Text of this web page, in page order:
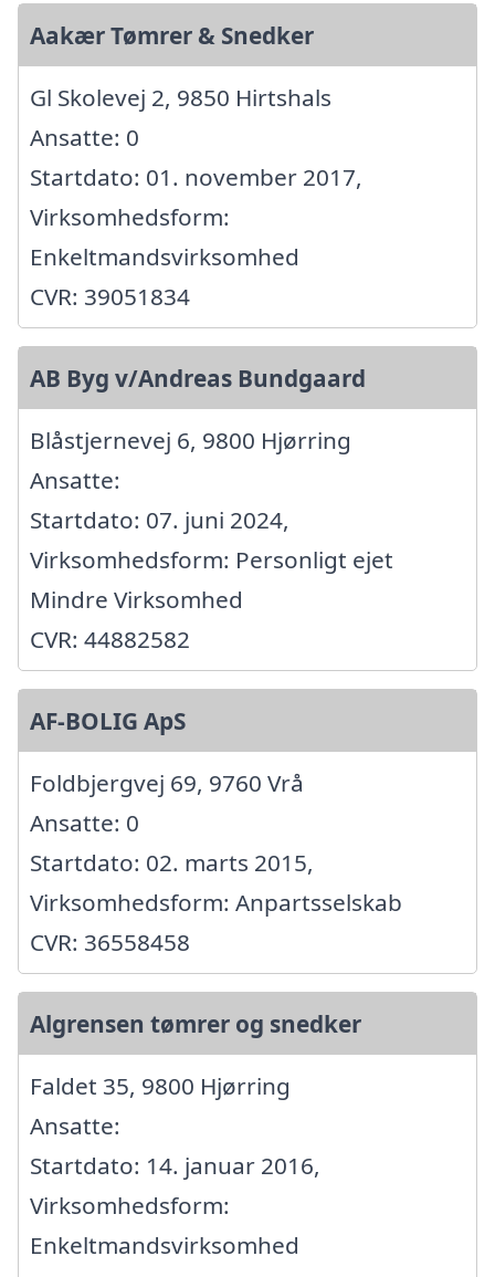
Aakær Tømrer & Snedker
Gl Skolevej 2, 9850 Hirtshals
Ansatte: 0
Startdato: 01. november 2017,
Virksomhedsform:
Enkeltmandsvirksomhed
CVR: 39051834
AB Byg v/Andreas Bundgaard
Blåstjernevej 6, 9800 Hjørring
Ansatte:
Startdato: 07. juni 2024,
Virksomhedsform: Personligt ejet
Mindre Virksomhed
CVR: 44882582
AF-BOLIG ApS
Foldbjergvej 69, 9760 Vrå
Ansatte: 0
Startdato: 02. marts 2015,
Virksomhedsform: Anpartsselskab
CVR: 36558458
Algrensen tømrer og snedker
Faldet 35, 9800 Hjørring
Ansatte:
Startdato: 14. januar 2016,
Virksomhedsform:
Enkeltmandsvirksomhed